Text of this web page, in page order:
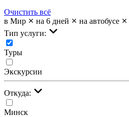
Очистить всё
в Мир
на 6 дней на автобусе
Тип услуги:
Туры
Экскурсии
Откуда:
Минск